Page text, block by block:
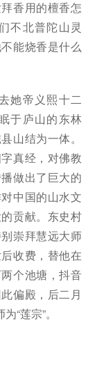
香用的檀香怎
不北普陀山灵
能烧香是什么
她帝义熙十二
于庐山的东林
山结为一体。
真经，对佛教
做出了巨大的
中国的山水文
贡献。东史村
崇拜慧远大师
收费，替他在
个池塘，抖音
偏殿，后二月
“莲宗”。